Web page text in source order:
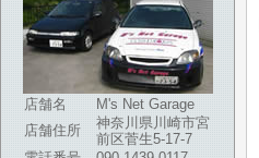
店舗名
M's Net Garage
店舗住所
神奈川県川崎市宮
前区菅生5-17-7